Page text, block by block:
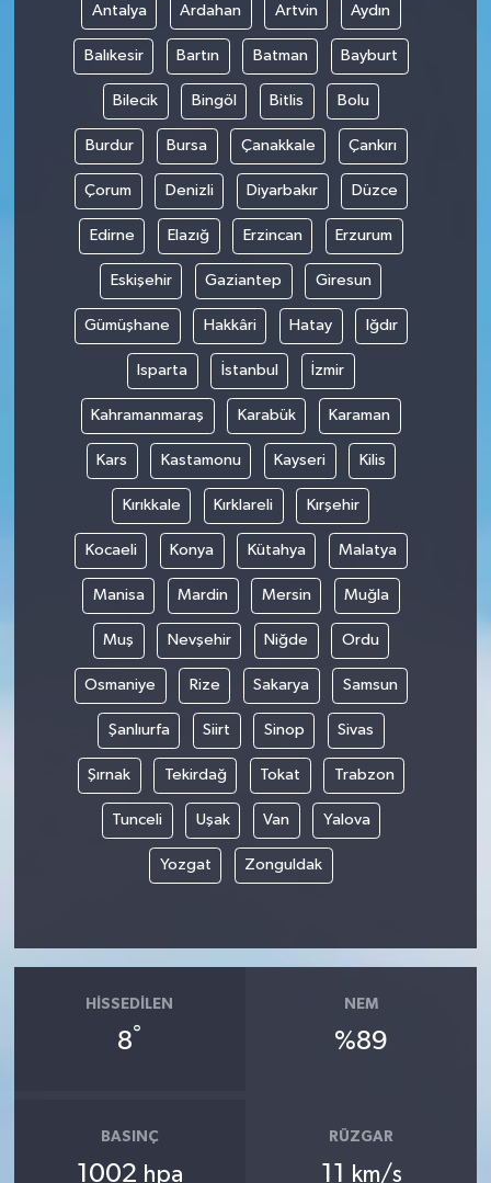
Antalya Ardahan Artvin Aydın
Balıkesir Bartın Batman Bayburt
Bilecik Bingöl Bitlis Bolu
Burdur Bursa Çanakkale Çankırı
Çorum Denizli Diyarbakır Düzce
Edirne Elazığ Erzincan Erzurum
Eskişehir Gaziantep Giresun
Gümüşhane Hakkâri Hatay Iğdır
Isparta İstanbul İzmir
Kahramanmaraş Karabük Karaman
Kars Kastamonu Kayseri Kilis
Kırıkkale Kırklareli Kırşehir
Kocaeli Konya Kütahya Malatya
Manisa Mardin Mersin Muğla
Muş Nevşehir Niğde Ordu
Osmaniye Rize Sakarya Samsun
Şanlıurfa Siirt Sinop Sivas
Şırnak Tekirdağ Tokat Trabzon
Tunceli Uşak Van Yalova
Yozgat Zonguldak
HISSEDILEN
8°
NEM
%89
BASINÇ
1002 hpa
RÜZGAR
11 km/s